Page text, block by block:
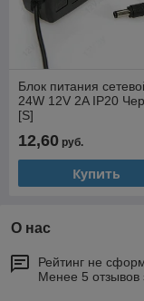
Блок питания
24W 12V 2A IP20
[S]
12,60 руб.
Купить
О нас
Рейтинг не
Менее 5 отзывов